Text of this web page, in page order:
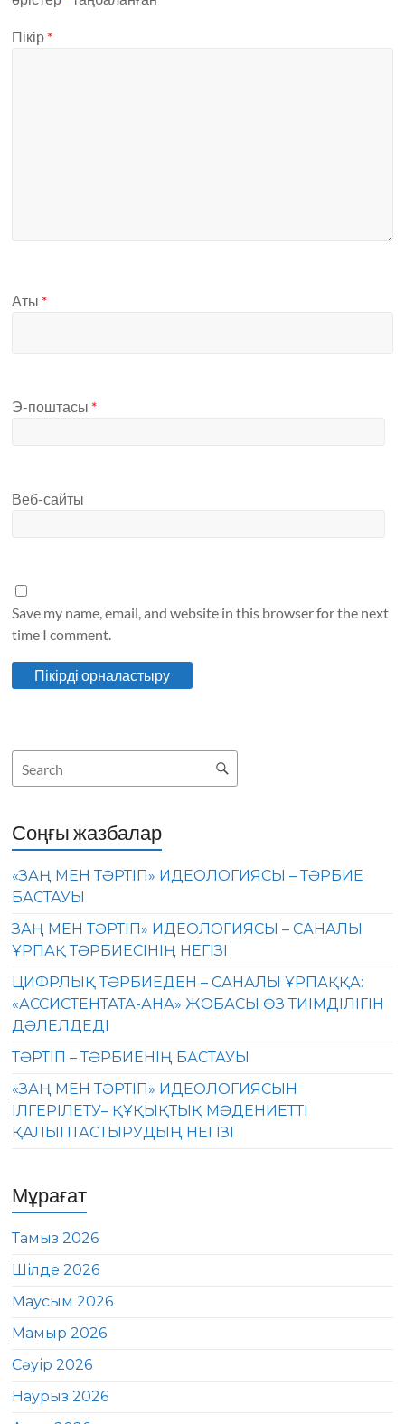
Пікір *
Аты *
Э-поштасы *
Веб-сайты
Save my name, email, and website in this browser for the next
time I comment.
Соңғы жазбалар
«ЗАҢ МЕН ТӘРТІП» ИДЕОЛОГИЯСЫ – ТӘРБИЕ
БАСТАУЫ
ЗАҢ МЕН ТӘРТІП» ИДЕОЛОГИЯСЫ – САНАЛЫ
ҰРПАҚ ТӘРБИЕСІНІҢ НЕГІЗІ
ЦИФРЛЫҚ ТӘРБИЕДЕН – САНАЛЫ ҰРПАҚҚА:
«АССИСТЕНТАТА-АНА» ЖОБАСЫ ӨЗ ТИІМДІЛІГІН
ДӘЛЕЛДЕДІ
ТӘРТІП – ТӘРБИЕНІҢ БАСТАУЫ
«ЗАҢ МЕН ТӘРТІП» ИДЕОЛОГИЯСЫН
ІЛГЕРІЛЕТУ– ҚҰҚЫҚТЫҚ МӘДЕНИЕТТІ
ҚАЛЫПТАСТЫРУДЫҢ НЕГІЗІ
Мұрағат
Тамыз 2026
Шілде 2026
Маусым 2026
Мамыр 2026
Сәуір 2026
Наурыз 2026